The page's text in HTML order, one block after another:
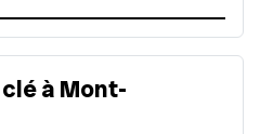
à Mont-